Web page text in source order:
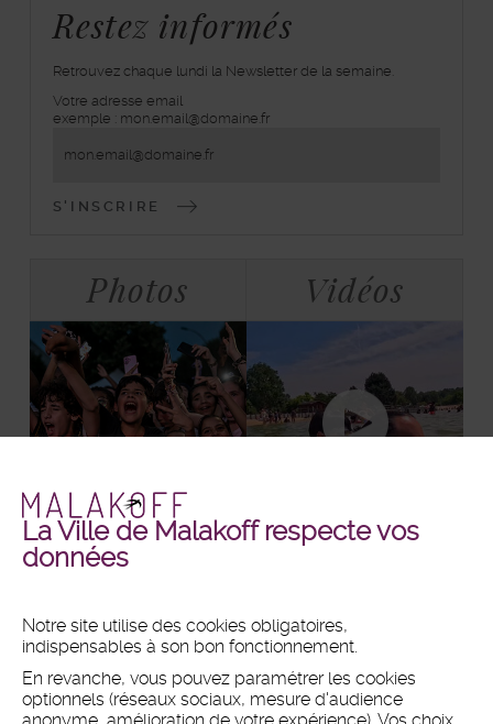
La Ville de Malakoff respecte vos
données
Notre site utilise des cookies obligatoires,
indispensables à son bon fonctionnement.
En revanche, vous pouvez paramétrer les cookies
optionnels (réseaux sociaux, mesure d'audience
Restez informés
Retrouvez chaque lundi la Newsletter de la semaine.
inscrivez-
vous
lettre
Votre adresse email
exemple : mon.email@domaine.fr
Photos Vidéos
Malakoff
en
+ DE PHOTOS
Malakoff
+ DE VIDÉOS
MAIRIE
Hôtel de ville
1 place du 11 Novembre 1918